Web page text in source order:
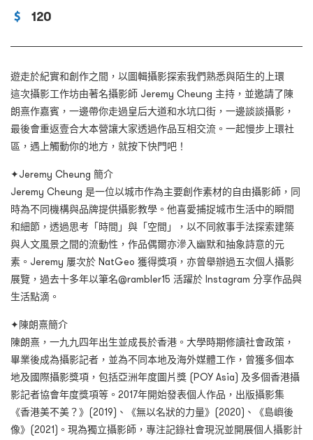
120
遊走於紀實和創作之間，以圖輯攝影探索我們熟悉與陌生的上環
這次攝影工作坊由著名攝影師 Jeremy Cheung 主持，並邀請了陳
朗熹作嘉賓，一邊帶你走過皇后大道和水坑口街，一邊談談攝影，
最後會重返壹合大本營讓大家透過作品互相交流。一起慢步上環社
區，遇上觸動你的地方，就按下快門吧！
✦Jeremy Cheung 簡介
Jeremy Cheung 是一位以城市作為主要創作素材的自由攝影師，同
時為不同機構與品牌提供攝影教學。他喜愛捕捉城市生活中的瞬間
和細節，透過思考「時間」與「空間」，以不同敘事手法探索建築
與人文風景之間的流動性，作品偶爾亦滲入幽默和抽象詩意的元
素。Jeremy 屢次於 NatGeo 獲得獎項，亦曾舉辦過五次個人攝影
展覽，過去十多年以筆名@rambler15 活躍於 Instagram 分享作品與
生活點滴。
✦陳朗熹簡介
陳朗熹，一九九四年出生並成長於香港。大學時期修讀社會政策，
畢業後成為攝影記者，並為不同本地及海外媒體工作，曾獲多個本
地及國際攝影獎項，包括亞洲年度圖片獎 (POY Asia) 及多個香港攝
影記者協會年度獎項等。2017年開始發表個人作品，出版攝影集
《香港美不美？》(2019)、《無以名狀的力量》(2020)、《島嶼後
像》(2021)。現為獨立攝影師，專注記錄社會現況並開展個人攝影計